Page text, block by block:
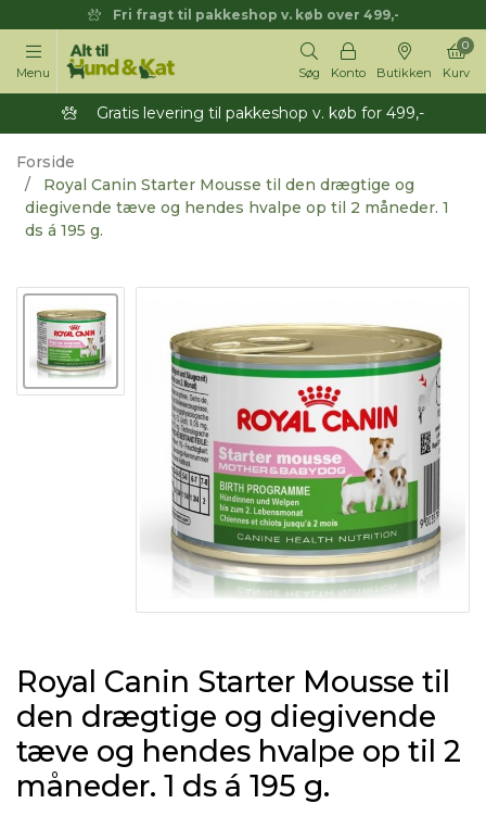
Fri fragt til pakkeshop v. køb over 499,-
Menu Søg Konto Butikken Kurv
0
Gratis levering til pakkeshop v. køb for 499,-
Forside
Royal Canin Starter Mousse til den drægtige og
diegivende tæve og hendes hvalpe op til 2 måneder. 1
ds á 195 g.
Royal Canin Starter Mousse til
den drægtige og diegivende
tæve og hendes hvalpe op til 2
måneder. 1 ds á 195 g.